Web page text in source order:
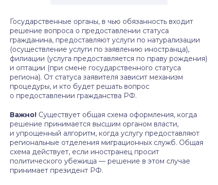
Государственные органы, в чью обязанность входит
решение вопроса о предоставлении статуса
гражданина, предоставляют услуги по натурализации
(осуществление услуги по заявлению иностранца),
филиации (услуга предоставляется по праву рождения)
и оптации (при смене государственного статуса
региона). От статуса заявителя зависит механизм
процедуры, и кто будет решать вопрос
о предоставлении гражданства РФ.
Важно! Существует общая схема оформления, когда
решение принимается высшим органом власти,
и упрощенный алгоритм, когда услугу предоставляют
региональные отделения миграционных служб. Общая
схема действует, если иностранец просит
политического убежища — решение в этом случае
принимает президент РФ.